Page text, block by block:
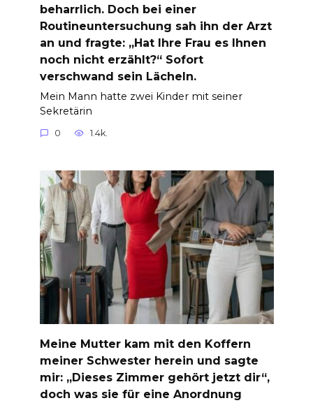
beharrlich. Doch bei einer
Routineuntersuchung sah ihn der Arzt
an und fragte: „Hat Ihre Frau es Ihnen
noch nicht erzählt?“ Sofort
verschwand sein Lächeln.
Mein Mann hatte zwei Kinder mit seiner
Sekretärin
0 1.4k.
Meine Mutter kam mit den Koffern
meiner Schwester herein und sagte
mir: „Dieses Zimmer gehört jetzt dir“,
doch was sie für eine Anordnung